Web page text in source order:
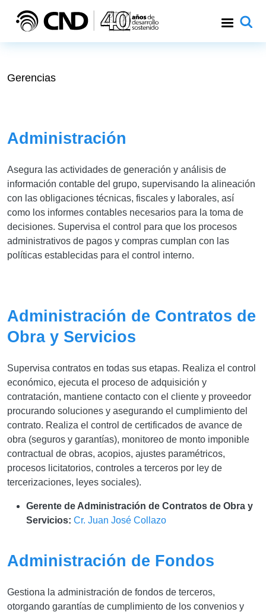
Gerencias
Administración
Asegura las actividades de generación y análisis de
información contable del grupo, supervisando la alineación
con las obligaciones técnicas, fiscales y laborales, así
como los informes contables necesarios para la toma de
decisiones. Supervisa el control para que los procesos
administrativos de pagos y compras cumplan con las
políticas establecidas para el control interno.
Administración de Contratos de
Obra y Servicios
Supervisa contratos en todas sus etapas. Realiza el control
económico, ejecuta el proceso de adquisición y
contratación, mantiene contacto con el cliente y proveedor
procurando soluciones y asegurando el cumplimiento del
contrato. Realiza el control de certificados de avance de
obra (seguros y garantías), monitoreo de monto imponible
contractual de obras, acopios, ajustes paramétricos,
procesos licitatorios, controles a terceros por ley de
tercerizaciones, leyes sociales).
Gerente de Administración de Contratos de Obra y
Servicios: Cr. Juan José Collazo
Administración de Fondos
Gestiona la administración de fondos de terceros,
otorgando garantías de cumplimiento de los convenios y